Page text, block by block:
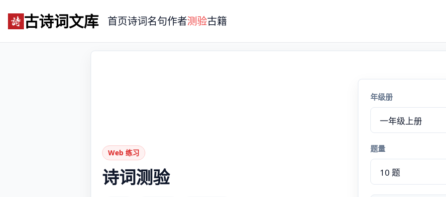
古诗词文库 首页诗词名句作者测验古籍
Web 练习
诗词测验
年级册
题量